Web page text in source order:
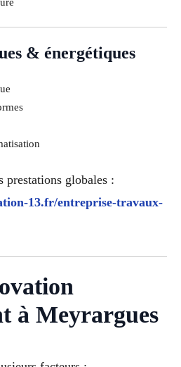
& énergétiques
prestations globales :
13.fr/entreprise-travaux-
à Meyrargues